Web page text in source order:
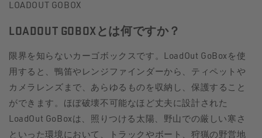
LOADOUT GOBOX
LOADOUT GOBOXとは何ですか？
限界を知らないカーゴボックスです。LoadOut GoBoxを使
用すると、鴨笛やレンジファインダーから、ティペットや
カメラレンズまで、あらゆるものを収納し、保護すること
ができます。ほぼ破壊不可能なほど丈夫に設計された
LoadOut GoBoxは、照りつける太陽、野山での厳しい寒さ
といった環境において、トラックやボート、狩猟の野営地